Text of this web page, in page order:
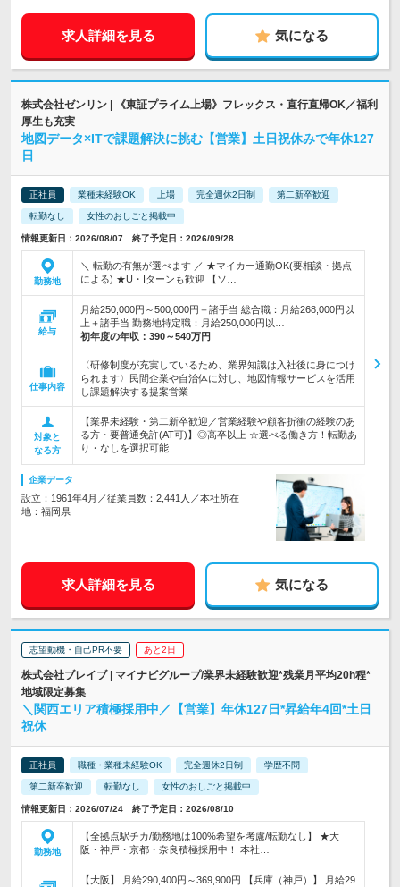
求人詳細を見る 気になる
株式会社ゼンリン | 《東証プライム上場》フレックス・直行直帰OK／福利
厚生も充実
地図データ×ITで課題解決に挑む【営業】土日祝休みで年休127
日
正社員 業種未経験OK 上場 完全週休2日制 第二新卒歓迎
転勤なし 女性のおしごと掲載中
情報更新日：2026/08/07 終了予定日：2026/09/28
勤務地
＼ 転勤の有無が選べます ／ ★マイカー通勤OK(要相談・拠点
による) ★U・Iターンも歓迎 【ソ…
給与
月給250,000円～500,000円＋諸手当 総合職：月給268,000円以
上＋諸手当 勤務地特定職：月給250,000円以…
初年度の年収： 390～540万円
仕事内容
〈研修制度が充実しているため、業界知識は入社後に身につけ
られます〉民間企業や自治体に対し、地図情報サービスを活用
し課題解決する提案営業
対象と
なる方
【業界未経験・第二新卒歓迎／営業経験や顧客折衝の経験のあ
る方・要普通免許(AT可)】◎高卒以上 ☆選べる働き方！転勤あ
り・なしを選択可能
企業データ
設立：1961年4月／従業員数：2,441人／本社所在
地：福岡県
求人詳細を見る 気になる
志望動機・自己PR不要 あと2日
株式会社ブレイブ | マイナビグループ/業界未経験歓迎*残業月平均20h程*
地域限定募集
＼関西エリア積極採用中／【営業】年休127日*昇給年4回*土日
祝休
正社員 職種・業種未経験OK 完全週休2日制 学歴不問
第二新卒歓迎 転勤なし 女性のおしごと掲載中
情報更新日：2026/07/24 終了予定日：2026/08/10
勤務地
【全拠点駅チカ/勤務地は100%希望を考慮/転勤なし】 ★大
阪・神戸・京都・奈良積極採用中！ 本社…
【大阪】 月給290,400円～369,900円 【兵庫（神戸）】 月給29